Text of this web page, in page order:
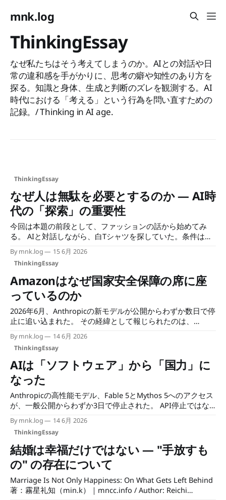
mnk.log
ThinkingEssay
なぜ私たちはそう考えてしまうのか。AIとの対話や日
常の違和感を手がかりに、思考の癖や知性のあり方を
探る。知識と身体、生成と判断のズレを観測する。AI
時代における「考える」という行為を問い直すための
記録。/ Thinking in AI age.
ThinkingEssay
なぜ人は無駄を必要とするのか — AI時
代の「探索」の重要性
今回は本題の前段として、ファッションの話から始めてみ
る。 AIと対話しながら、白Tシャツを探していた。条件はシ
ンプルなはずだった。透けにくく、シワになりにくく、一枚
で着られること。それだけのはずが、気がつけばシルケッ
ト、ポプリン、高密度コットンの話になっていた。 そのと
き、ある問いが浮かんだ。もし、最初からAIが提示した「正
解」に従っていたら、この回り道は生まれただろうか。
By mnk.log
15 6月 2026
ThinkingEssay
Amazonはなぜ国家安全保障の席に座
っているのか
2026年6月、Anthropicの新モデルが公開からわずか数日で停
止に追い込まれた。 その経緯として報じられたのは、
管理という形で外国籍社員のアクセス禁止にまで及んだとい
う一連の流れである。 詳細はまだ流動的だが、この一件が
改めて浮き上がらせた問いがある。なぜAmazonは、国家安
全保障の議論にこれほど自然に関わることができるのか。
By mnk.log
14 6月 2026
ThinkingEssay
AIは「ソフトウェア」から「国力」に
なった
Anthropicの高性能モデル、Fable 5とMythos 5へのアクセス
が、一般公開からわずか3日で停止された。 API停止ではな
い。「外国人には触らせてはいけない技術」と判断されたと
いうことである。
By mnk.log
14 6月 2026
ThinkingEssay
結婚は幸福だけではない — "手放すも
の" の存在について
Marriage Is Not Only Happiness: On What Gets Left Behind
著：霧星礼知（min.k）｜mncc.info / Author: Reichi